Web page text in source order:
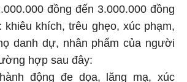
đồng đến 3.000.000 đồng
khích, trêu ghẹo, xúc phạm,
danh dự, nhân phẩm của người
hợp sau đây:
động đe dọa, lăng mạ, xúc